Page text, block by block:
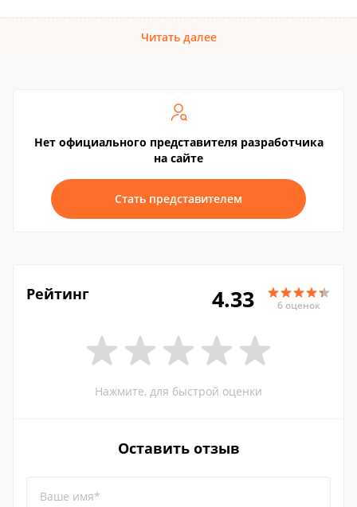
Читать далее
Нет официального представителя разработчика
на сайте
Стать представителем
Рейтинг 4.33 6 оценок
Нажмите, для быстрой оценки
Оставить отзыв
Ваше имя*